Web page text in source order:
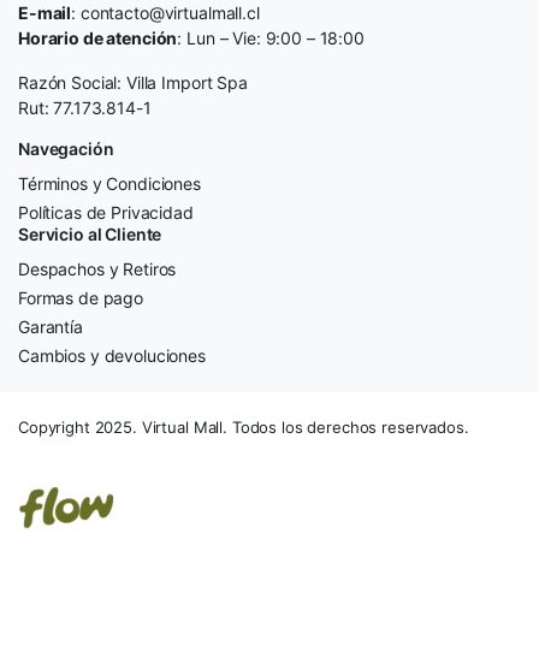
E-mail: contacto@virtualmall.cl
Horario de atención: Lun – Vie: 9:00 – 18:00
Razón Social: Villa Import Spa
Rut: 77.173.814-1
Navegación
Términos y Condiciones
Políticas de Privacidad
Servicio al Cliente
Despachos y Retiros
Formas de pago
Garantía
Cambios y devoluciones
Copyright 2025. Virtual Mall. Todos los derechos reservados.